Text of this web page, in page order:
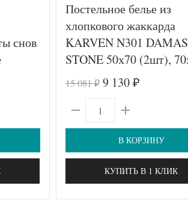
снов
Постельное белье из
хлопкового жаккарда
KARVEN N301
STONE 50х70 (2шт),
(2шт) евро
15 081₽ 9 130 ₽
В КОРЗИНУ
КУПИТЬ В 1 КЛИК